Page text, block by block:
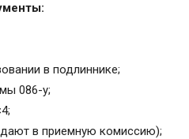
в подлиннике;
086-у;
в приемную комиссию);